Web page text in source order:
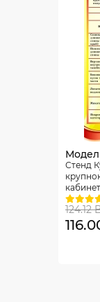
Стенд
124.12